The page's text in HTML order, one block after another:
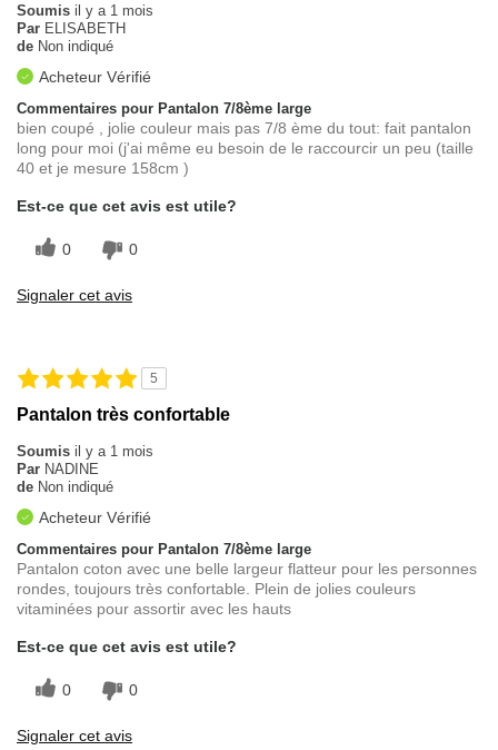
Soumis il y a 1 mois
Par ELISABETH
de Non indiqué
Acheteur Vérifié
Commentaires pour Pantalon 7/8ème large
bien coupé , jolie couleur mais pas 7/8 ème du tout: fait pantalon
long pour moi (j'ai même eu besoin de le raccourcir un peu (taille
40 et je mesure 158cm )
Est-ce que cet avis est utile?
0 0
Signaler cet avis
5
Pantalon très confortable
Soumis il y a 1 mois
Par NADINE
de Non indiqué
Acheteur Vérifié
Commentaires pour Pantalon 7/8ème large
Pantalon coton avec une belle largeur flatteur pour les personnes
rondes, toujours très confortable. Plein de jolies couleurs
vitaminées pour assortir avec les hauts
Est-ce que cet avis est utile?
0 0
Signaler cet avis